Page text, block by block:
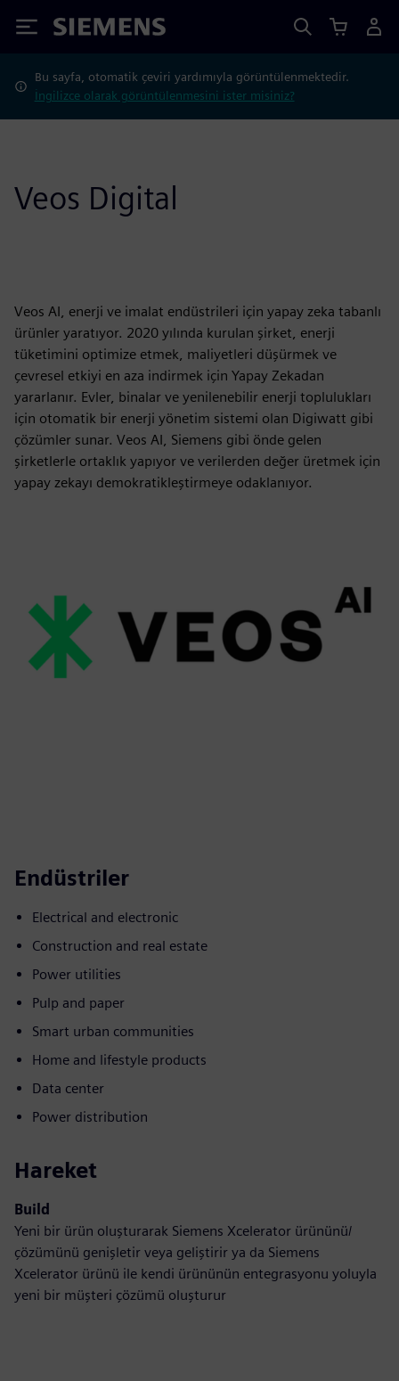
Siemens
Bu sayfa, otomatik çeviri yardımıyla görüntülenmektedir.
İngilizce olarak görüntülenmesini ister misiniz?
Veos Digital
Veos AI, enerji ve imalat endüstrileri için yapay zeka tabanlı
ürünler yaratıyor. 2020 yılında kurulan şirket, enerji
tüketimini optimize etmek, maliyetleri düşürmek ve
çevresel etkiyi en aza indirmek için Yapay Zekadan
yararlanır. Evler, binalar ve yenilenebilir enerji toplulukları
için otomatik bir enerji yönetim sistemi olan Digiwatt gibi
çözümler sunar. Veos AI, Siemens gibi önde gelen
şirketlerle ortaklık yapıyor ve verilerden değer üretmek için
yapay zekayı demokratikleştirmeye odaklanıyor.
Endüstriler
Electrical and electronic
Construction and real estate
Power utilities
Pulp and paper
Smart urban communities
Home and lifestyle products
Data center
Power distribution
Hareket
Build
Yeni bir ürün oluşturarak Siemens Xcelerator ürününü/
çözümünü genişletir veya geliştirir ya da Siemens
Xcelerator ürünü ile kendi ürününün entegrasyonu yoluyla
yeni bir müşteri çözümü oluşturur